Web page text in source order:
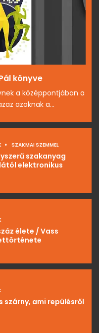
könyve
a középpontjában a
azoknak a...
SZAKMAI SZEMMEL
szakanyag
elektronikus
élete / Vass
szárny, ami repülésről